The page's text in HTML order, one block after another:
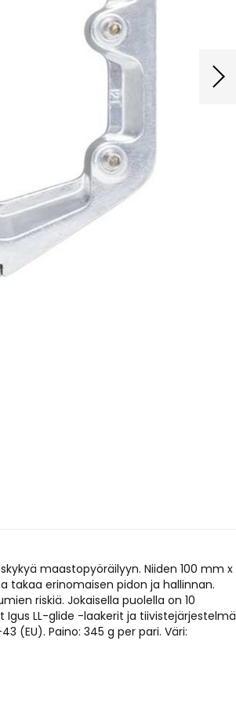
maastopyöräilyyn. Niiden 100 mm x
takaa erinomaisen pidon ja hallinnan.
riskiä. Jokaisella puolella on 10
LL-glide -laakerit ja tiivistejärjestelmä
(EU). Paino: 345 g per pari. Väri: